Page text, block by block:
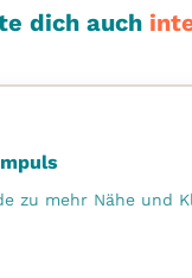
dich auch
zu mehr Nähe und